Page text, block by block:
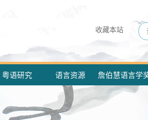
收藏本站
粤语研究 语言资源 詹伯慧语言学